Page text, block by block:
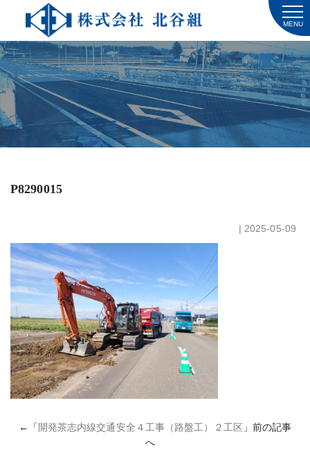
MENU
P8290015
| 2025-05-09
←「 開発茶志内線交通安全４工事（路盤工）２工区 」前の記事
へ